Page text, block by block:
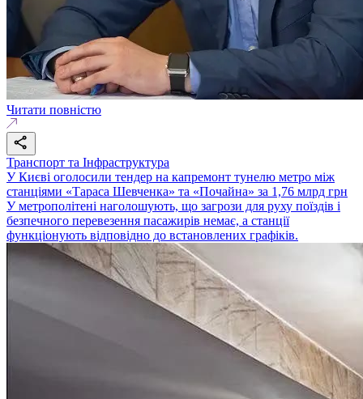
Читати повністю
Транспорт та Інфраструктура
У Києві оголосили тендер на капремонт тунелю метро між
станціями «Тараса Шевченка» та «Почайна» за 1,76 млрд грн
У метрополітені наголошують, що загрози для руху поїздів і
безпечного перевезення пасажирів немає, а станції
функціонують відповідно до встановлених графіків.